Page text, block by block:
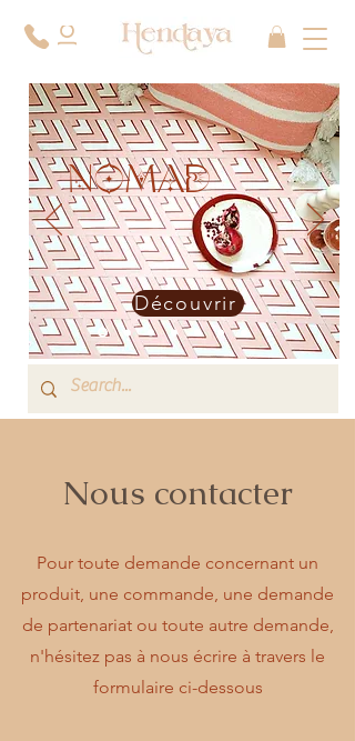
NOMAD
Découvrir
Nous contacter
Pour toute demande concernant un
produit, une commande, une demande
de partenariat ou toute autre demande,
n'hésitez pas à nous écrire à travers le
formulaire ci-dessous